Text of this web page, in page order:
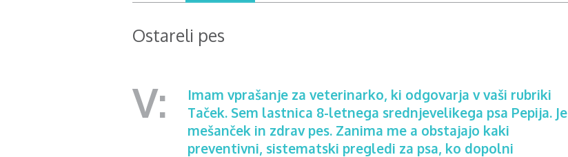
Ostareli pes
Imam vprašanje za veterinarko, ki odgovarja v vaši rubriki
Taček. Sem lastnica 8-letnega srednjevelikega psa Pepija. Je
mešanček in zdrav pes. Zanima me a obstajajo kaki
preventivni, sistematski pregledi za psa, ko dopolni